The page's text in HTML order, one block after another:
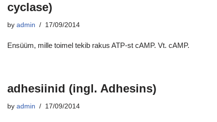
cyclase)
by admin 17/09/2014
Ensüüm, mille toimel tekib rakus ATP-st cAMP. Vt. cAMP.
adhesiinid (ingl. Adhesins)
by admin 17/09/2014